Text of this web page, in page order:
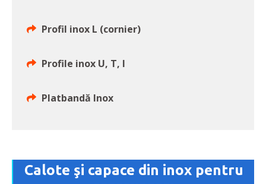
Profil inox L (cornier)
Profile inox U, T, I
Platbandă Inox
Calote şi capace din inox pentru